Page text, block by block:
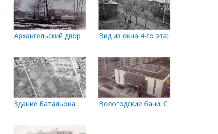
Архангельский двор Вид из окна 4-го этажа дома № 38
Здание Батальона Вологодские бани. Середина 80-х